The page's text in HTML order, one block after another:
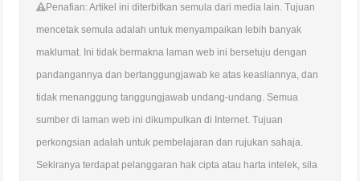
Penafian: Artikel ini diterbitkan semula dari media lain. Tujuan
mencetak semula adalah untuk menyampaikan lebih banyak
maklumat. Ini tidak bermakna laman web ini bersetuju dengan
pandangannya dan bertanggungjawab ke atas keasliannya, dan
tidak menanggung tanggungjawab undang-undang. Semua
sumber di laman web ini dikumpulkan di Internet. Tujuan
perkongsian adalah untuk pembelajaran dan rujukan sahaja.
Sekiranya terdapat pelanggaran hak cipta atau harta intelek, sila